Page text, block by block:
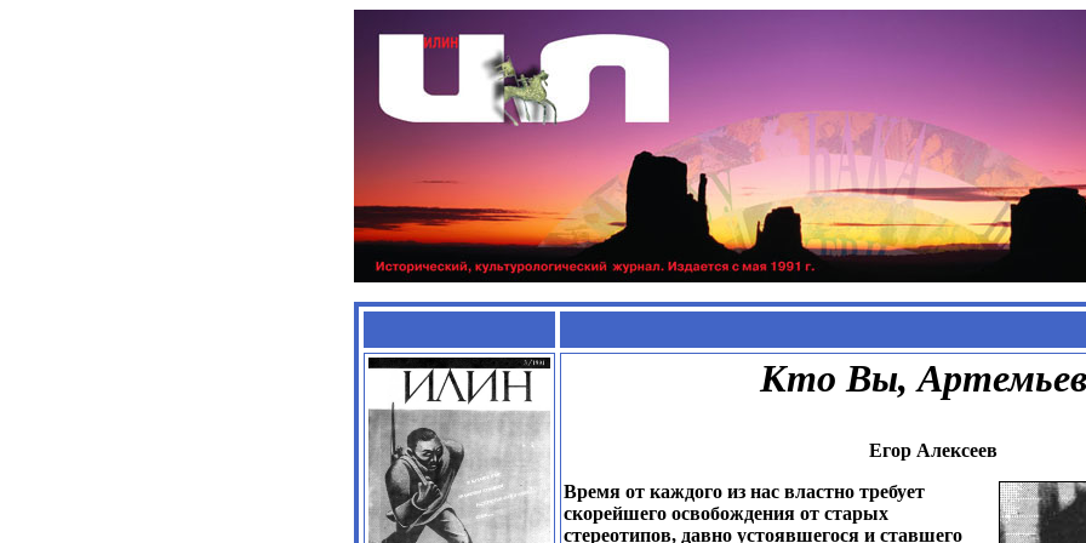
Кто Вы,
Егор Алексеев
Время от каждого из нас властно требует
скорейшего освобождения от старых
стереотипов, давно устоявшегося и ставшего